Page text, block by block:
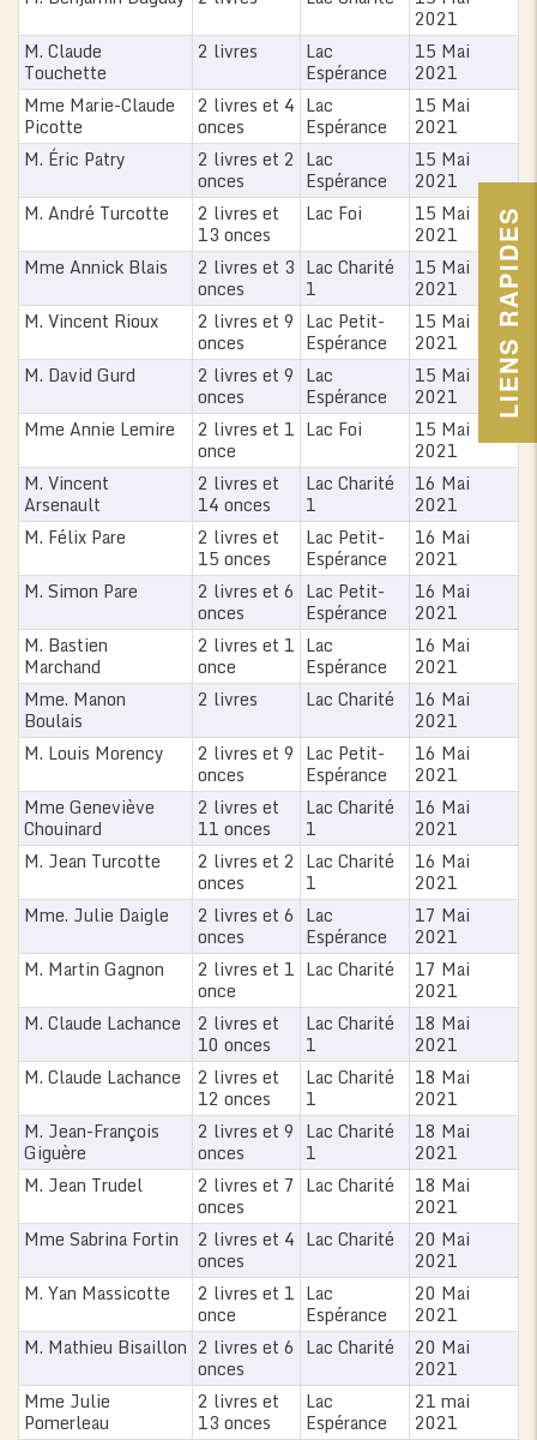
2021
M. Claude
Touchette
2 livres Lac
Espérance
15 Mai
2021
Mme Marie-Claude
Picotte
2 livres et 4
onces
Lac
Espérance
15 Mai
2021
M. Éric Patry
2 livres et 2
onces
Lac
Espérance
15 Mai
2021
M. André Turcotte
2 livres et
13 onces
Lac Foi 15 Mai
2021
Mme Annick Blais
2 livres et 3
onces
Lac Charité
1
15 Mai
2021
M. Vincent Rioux
2 livres et 9
onces
Lac Petit-
Espérance
15 Mai
2021
M. David Gurd
2 livres et 9
onces
Lac
Espérance
15 Mai
2021
Mme Annie Lemire
2 livres et 1
once
Lac Foi 15 Mai
2021
M. Vincent
Arsenault
2 livres et
14 onces
Lac Charité
1
16 Mai
2021
M. Félix Pare
2 livres et
15 onces
Lac Petit-
Espérance
16 Mai
2021
M. Simon Pare
2 livres et 6
onces
Lac Petit-
Espérance
16 Mai
2021
M. Bastien
Marchand
2 livres et 1
once
Lac
Espérance
16 Mai
2021
Mme. Manon
Boulais
2 livres Lac Charité 16 Mai
2021
M. Louis Morency
2 livres et 9
onces
Lac Petit-
Espérance
16 Mai
2021
Mme Geneviève
Chouinard
2 livres et
11 onces
Lac Charité
1
16 Mai
2021
M. Jean Turcotte
2 livres et 2
onces
Lac Charité
1
16 Mai
2021
Mme. Julie Daigle
2 livres et 6
onces
Lac
Espérance
17 Mai
2021
M. Martin Gagnon
2 livres et 1
once
Lac Charité 17 Mai
2021
M. Claude Lachance
2 livres et
10 onces
Lac Charité
1
18 Mai
2021
M. Claude Lachance
2 livres et
12 onces
Lac Charité
1
18 Mai
2021
M. Jean-François
Giguère
2 livres et 9
onces
Lac Charité
1
18 Mai
2021
M. Jean Trudel
2 livres et 7
onces
Lac Charité 18 Mai
2021
Mme Sabrina Fortin
2 livres et 4
onces
Lac Charité 20 Mai
2021
M. Yan Massicotte
2 livres et 1
once
Lac
Espérance
20 Mai
2021
M. Mathieu Bisaillon 2 livres et 6
onces
Lac Charité 20 Mai
2021
Mme Julie
Pomerleau
2 livres et
13 onces
Lac
Espérance
21 mai
2021
LIENS RAPIDES